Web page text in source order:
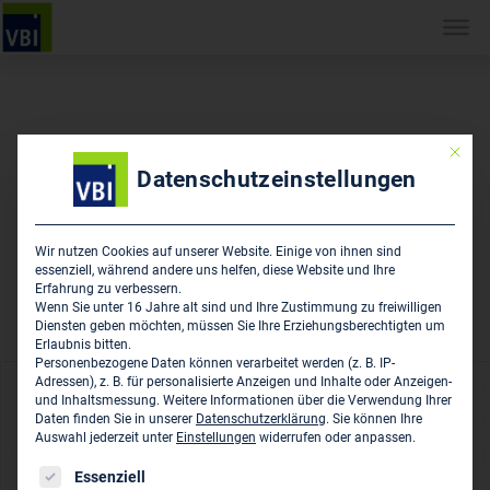
‹ Zurück zur Übersicht
VBI-Magazin 11/12 2019
Mit
Datenschutzeinstellungen
Wir nutzen Cookies auf unserer Website. Einige von ihnen sind
essenziell, während andere uns helfen, diese Website und Ihre
Erfahrung zu verbessern.
Wenn Sie unter 16 Jahre alt sind und Ihre Zustimmung zu freiwilligen
Diensten geben möchten, müssen Sie Ihre Erziehungsberechtigten um
Erlaubnis bitten.
Personenbezogene Daten können verarbeitet werden (z. B. IP-
Adressen), z. B. für personalisierte Anzeigen und Inhalte oder Anzeigen-
und Inhaltsmessung. Weitere Informationen über die Verwendung Ihrer
Daten finden Sie in unserer Datenschutzerklärung. Sie können Ihre
Auswahl jederzeit unter Einstellungen widerrufen oder anpassen.
Es folgt eine Liste der Service-Gruppen, für die eine
Essenziell